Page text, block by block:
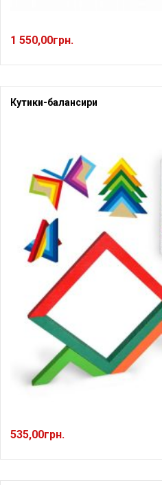
1 550,00грн.
Кутики-балансири
535,00грн.